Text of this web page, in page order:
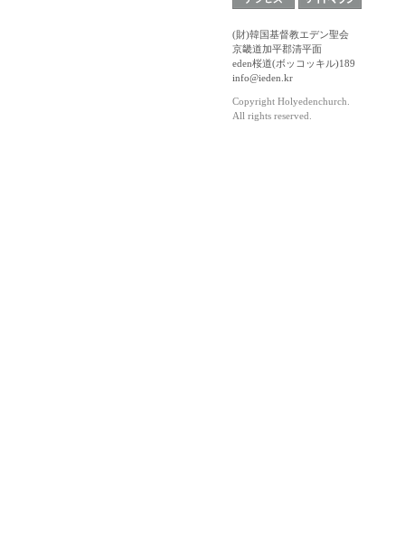
(財)韓国基督教エデン聖会
京畿道加平郡清平面
eden桜道(ボッコッキル)189
info@ieden.kr
Copyright Holyedenchurch.
All rights reserved.